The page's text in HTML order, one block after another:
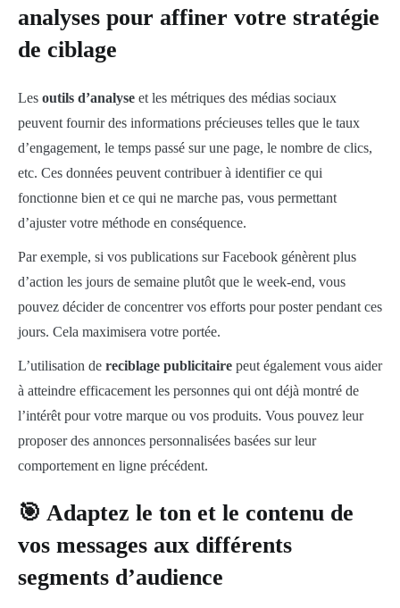
analyses pour affiner votre stratégie
de ciblage
Les outils d’analyse et les métriques des médias sociaux
peuvent fournir des informations précieuses telles que le taux
d’engagement, le temps passé sur une page, le nombre de clics,
etc. Ces données peuvent contribuer à identifier ce qui
fonctionne bien et ce qui ne marche pas, vous permettant
d’ajuster votre méthode en conséquence.
Par exemple, si vos publications sur Facebook génèrent plus
d’action les jours de semaine plutôt que le week-end, vous
pouvez décider de concentrer vos efforts pour poster pendant ces
jours. Cela maximisera votre portée.
L’utilisation de reciblage publicitaire peut également vous aider
à atteindre efficacement les personnes qui ont déjà montré de
l’intérêt pour votre marque ou vos produits. Vous pouvez leur
proposer des annonces personnalisées basées sur leur
comportement en ligne précédent.
🎯 Adaptez le ton et le contenu de
vos messages aux différents
segments d’audience